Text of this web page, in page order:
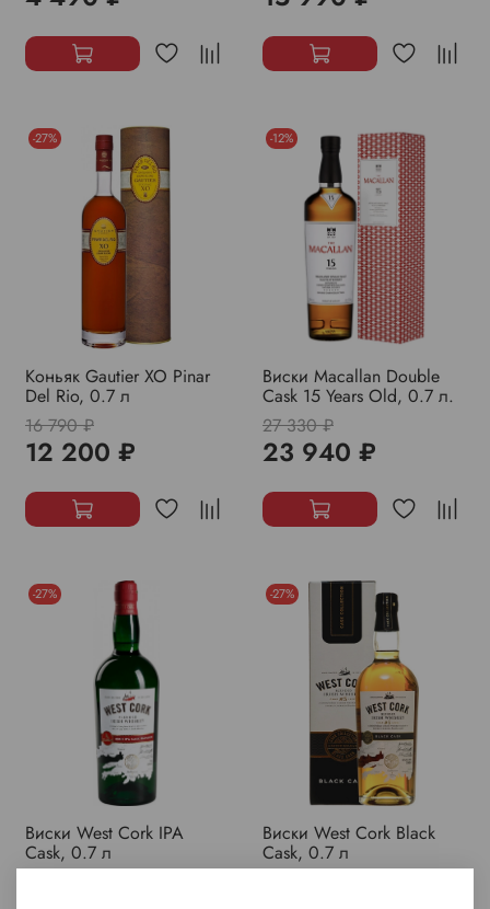
-27%
Коньяк Gautier XO Pinar
Del Rio, 0.7 л
16 790 ₽
12 200 ₽
-12%
Виски Macallan Double
Cask 15 Years Old, 0.7 л.
27 330 ₽
23 940 ₽
-27%
Виски West Cork IPA
Cask, 0.7 л
-27%
Виски West Cork Black
Cask, 0.7 л